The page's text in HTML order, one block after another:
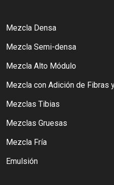
Mezcla Densa
Mezcla Semi-densa
Mezcla Alto Módulo
Mezcla con Adición de Fibras
Mezclas Tibias
Mezclas Gruesas
Mezcla Fría
Emulsión